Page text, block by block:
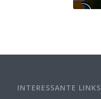
INTERESSANTE LINKS